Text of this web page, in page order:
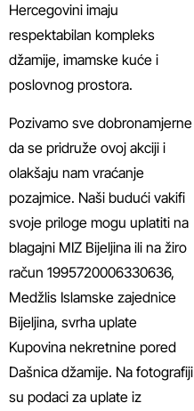
Hercegovini imaju
respektabilan kompleks
džamije, imamske kuće i
poslovnog prostora.
Pozivamo sve dobronamjerne
da se pridruže ovoj akciji i
olakšaju nam vraćanje
pozajmice. Naši budući vakifi
svoje priloge mogu uplatiti na
blagajni MIZ Bijeljina ili na žiro
račun 1995720006330636,
Medžlis Islamske zajednice
Bijeljina, svrha uplate
Kupovina nekretnine pored
Dašnica džamije. Na fotografiji
su podaci za uplate iz